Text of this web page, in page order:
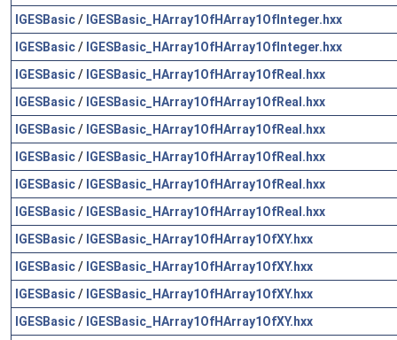
IGESBasic/ IGESBasic_HArray1OfHArray1OfInteger.hxx
IGESBasic/ IGESBasic_HArray1OfHArray1OfInteger.hxx
IGESBasic/ IGESBasic_HArray1OfHArray1OfReal.hxx
IGESBasic/ IGESBasic_HArray1OfHArray1OfReal.hxx
IGESBasic/ IGESBasic_HArray1OfHArray1OfReal.hxx
IGESBasic/ IGESBasic_HArray1OfHArray1OfReal.hxx
IGESBasic/ IGESBasic_HArray1OfHArray1OfReal.hxx
IGESBasic/ IGESBasic_HArray1OfHArray1OfReal.hxx
IGESBasic/ IGESBasic_HArray1OfHArray1OfXY.hxx
IGESBasic/ IGESBasic_HArray1OfHArray1OfXY.hxx
IGESBasic/ IGESBasic_HArray1OfHArray1OfXY.hxx
IGESBasic/ IGESBasic_HArray1OfHArray1OfXY.hxx